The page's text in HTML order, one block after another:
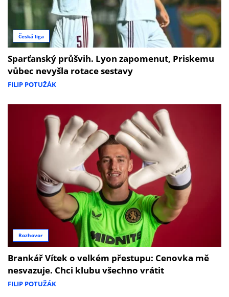
Česká liga
Sparťanský průšvih. Lyon zapomenut, Priskemu
vůbec nevyšla rotace sestavy
FILIP POTUŽÁK
Rozhovor
Brankář Vítek o velkém přestupu: Cenovka mě
nesvazuje. Chci klubu všechno vrátit
FILIP POTUŽÁK